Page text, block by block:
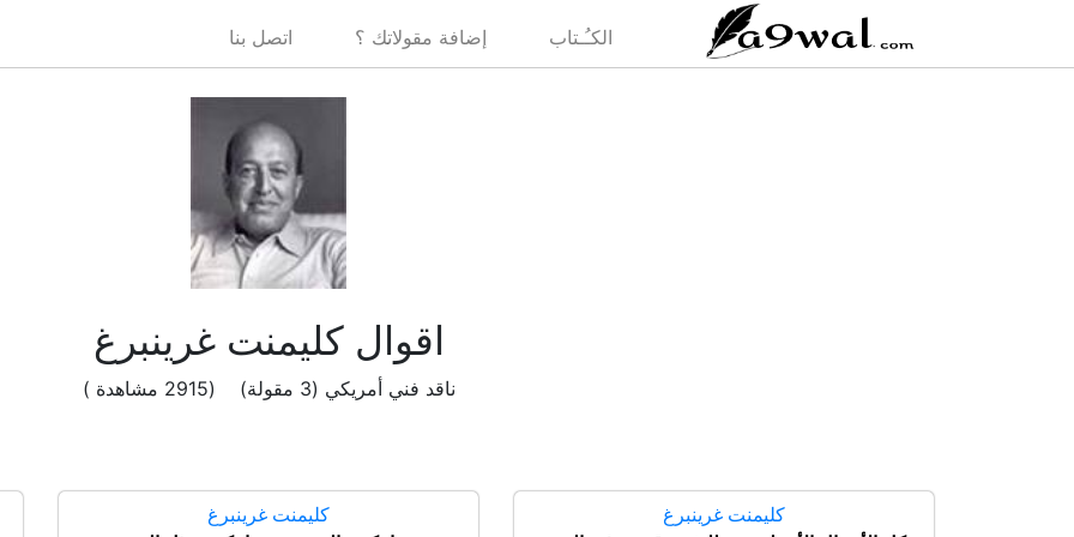
الكـُـتاب إضافة مقولاتك ؟ اتصل بنا
اقوال كليمنت غرينبرغ
ناقد فني أمريكي (3 مقولة) (2915 مشاهدة )
كليمنت غرينبرغ
كليمنت غرينبرغ